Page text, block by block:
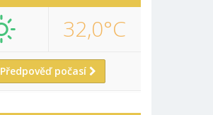
32,0°C
Předpověď počasí